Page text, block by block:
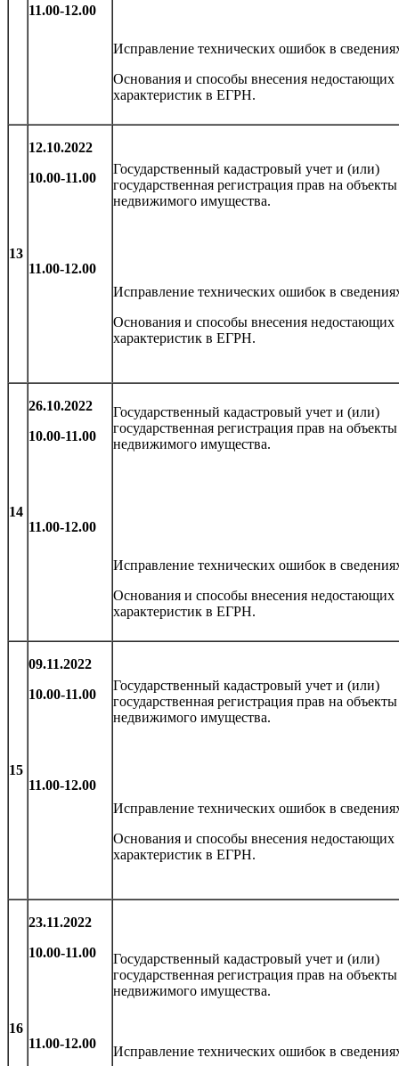
11.00-12.00
Исправление технических ошибок в
Основания и способы внесения недостающих
характеристик в ЕГРН.
13
12.10.2022
10.00-11.00
11.00-12.00
Государственный кадастровый учет и (или)
государственная регистрация прав на объекты
недвижимого имущества.
Исправление технических ошибок в
Основания и способы внесения недостающих
характеристик в ЕГРН.
14
26.10.2022
10.00-11.00
11.00-12.00
Государственный кадастровый учет и (или)
государственная регистрация прав на объекты
недвижимого имущества.
Исправление технических ошибок в
Основания и способы внесения недостающих
характеристик в ЕГРН.
15
09.11.2022
10.00-11.00
11.00-12.00
Государственный кадастровый учет и (или)
государственная регистрация прав на объекты
недвижимого имущества.
Исправление технических ошибок в
Основания и способы внесения недостающих
характеристик в ЕГРН.
16
23.11.2022
10.00-11.00
11.00-12.00
Государственный кадастровый учет и (или)
государственная регистрация прав на объекты
недвижимого имущества.
Исправление технических ошибок в